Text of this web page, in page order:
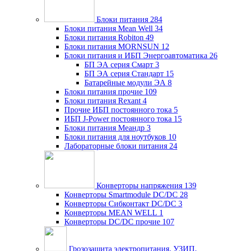
Блоки питания 284
Блоки питания Mean Well 34
Блоки питания Robiton 49
Блоки питания MORNSUN 12
Блоки питания и ИБП Энергоавтоматика 26
БП ЭА серия Смарт 3
БП ЭА серия Стандарт 15
Батарейные модули ЭА 8
Блоки питания прочие 109
Блоки питания Rexant 4
Прочие ИБП постоянного тока 5
ИБП J-Power постоянного тока 15
Блоки питания Меандр 3
Блоки питания для ноутбуков 10
Лабораторные блоки питания 24
Конверторы напряжения 139
Конверторы Smartmodule DC/DC 28
Конверторы Сибконтакт DC/DC 3
Конверторы MEAN WELL 1
Конверторы DC/DC прочие 107
Грозозащита электропитания, УЗИП,